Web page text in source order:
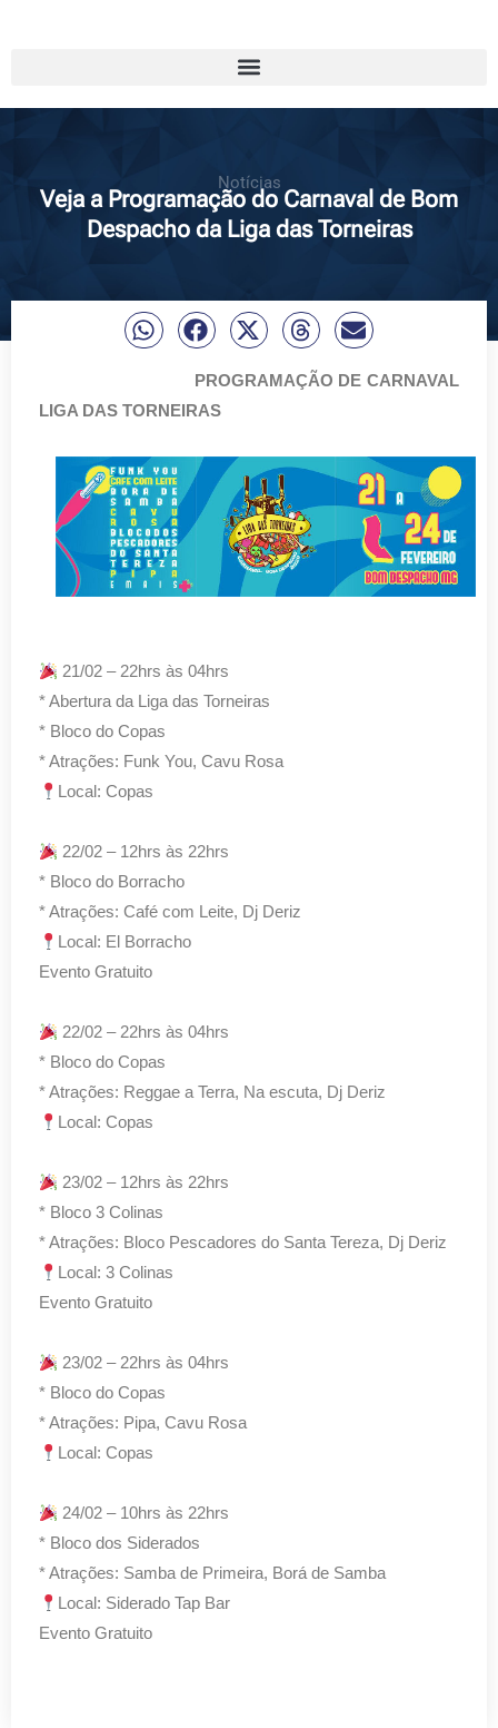
Notícias
Veja a Programação do Carnaval de Bom
Despacho da Liga das Torneiras
PROGRAMAÇÃO DE CARNAVAL
LIGA DAS TORNEIRAS
21/02 – 22hrs às 04hrs
* Abertura da Liga das Torneiras
* Bloco do Copas
* Atrações: Funk You, Cavu Rosa
Local: Copas
22/02 – 12hrs às 22hrs
* Bloco do Borracho
* Atrações: Café com Leite, Dj Deriz
Local: El Borracho
Evento Gratuito
22/02 – 22hrs às 04hrs
* Bloco do Copas
* Atrações: Reggae a Terra, Na escuta, Dj Deriz
Local: Copas
23/02 – 12hrs às 22hrs
* Bloco 3 Colinas
* Atrações: Bloco Pescadores do Santa Tereza, Dj Deriz
Local: 3 Colinas
Evento Gratuito
23/02 – 22hrs às 04hrs
* Bloco do Copas
* Atrações: Pipa, Cavu Rosa
Local: Copas
24/02 – 10hrs às 22hrs
* Bloco dos Siderados
* Atrações: Samba de Primeira, Borá de Samba
Local: Siderado Tap Bar
Evento Gratuito